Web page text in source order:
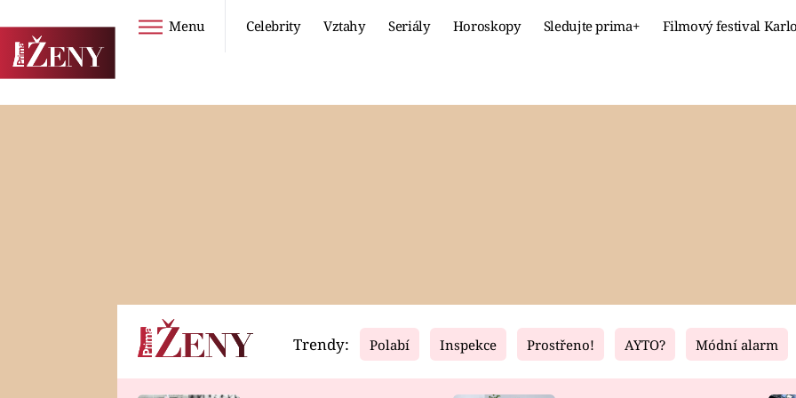
Menu Celebrity Vztahy Seriály Horoskopy Sledujte prima+ Filmový festival
Horoskopy Video Fresh Living
Trendy: Polabí Inspekce Prostřeno! AYTO? Módní alarm